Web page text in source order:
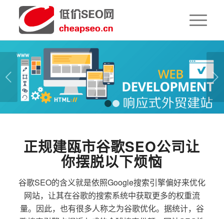
下一页
1 2
正规建瓯市谷歌SEO公司让
你摆脱以下烦恼
谷歌SEO的含义就是依照Google搜索引擎偏好来优化
网站，让其在谷歌的搜索系统中获取更多的权重流
量。因此，也有很多人称之为谷歌优化。据统计，谷